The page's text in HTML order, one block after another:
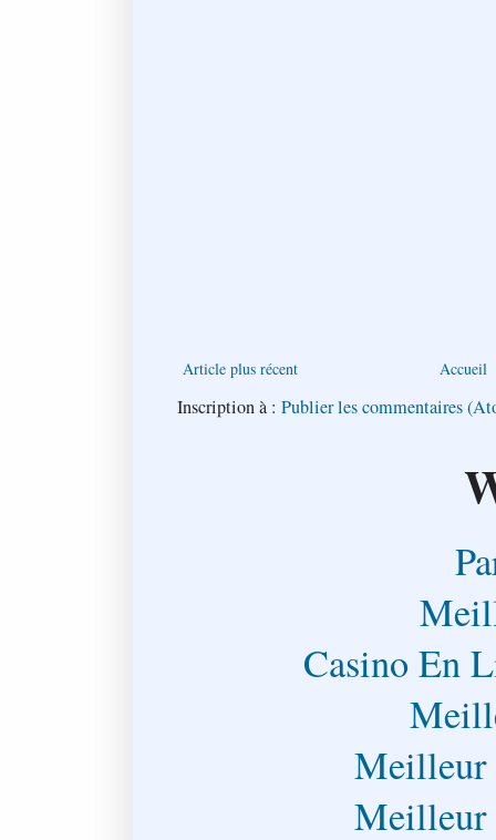
Article plus récent Accueil
Inscription à : Publier les commentaires
Casino En
Meilleur
Meilleur